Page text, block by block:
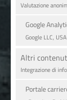
Valutazione
Google
Google LLC, USA
Altri
Integrazione di
Portale